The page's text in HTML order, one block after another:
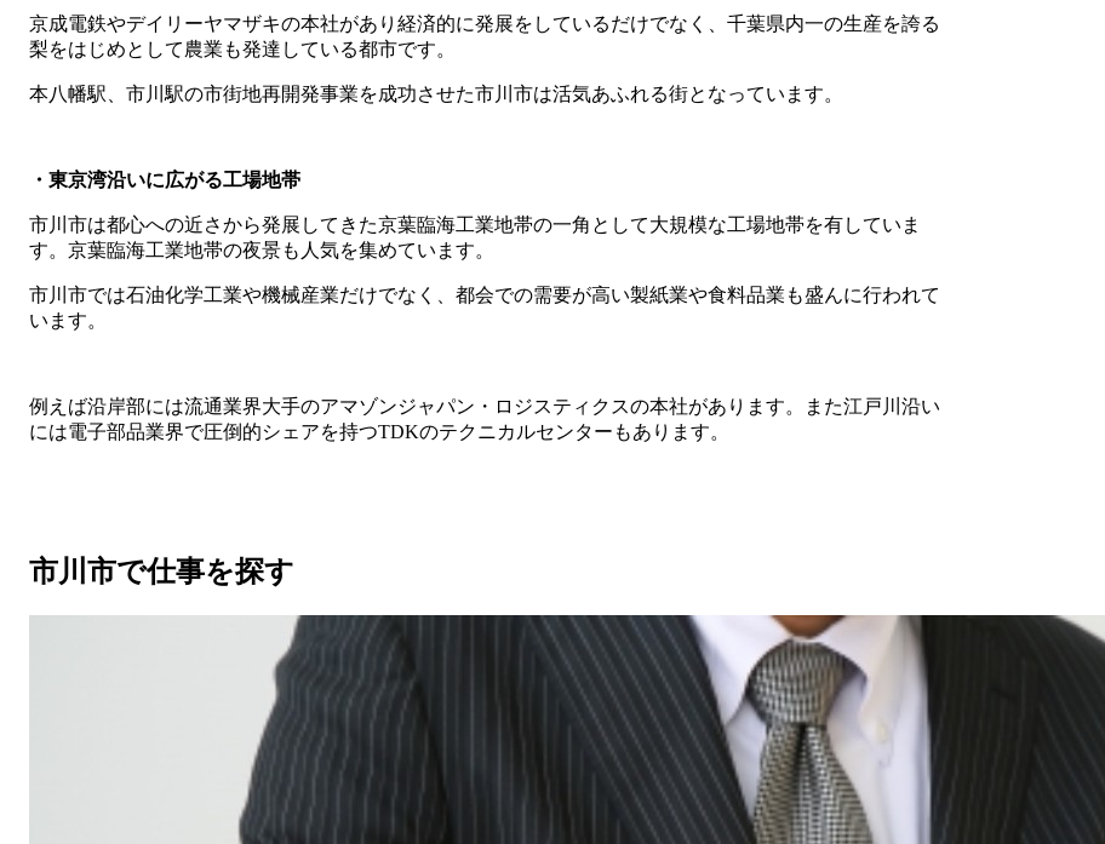
京成電鉄やデイリーヤマザキの本社があり経済的に発展をしているだけでなく、千葉県内一の生産を誇る
梨をはじめとして農業も発達している都市です。
本八幡駅、市川駅の市街地再開発事業を成功させた市川市は活気あふれる街となっています。
・東京湾沿いに広がる工場地帯
市川市は都心への近さから発展してきた京葉臨海工業地帯の一角として大規模な工場地帯を有していま
す。京葉臨海工業地帯の夜景も人気を集めています。
市川市では石油化学工業や機械産業だけでなく、都会での需要が高い製紙業や食料品業も盛んに行われて
います。
例えば沿岸部には流通業界大手のアマゾンジャパン・ロジスティクスの本社があります。また江戸川沿い
には電子部品業界で圧倒的シェアを持つTDKのテクニカルセンターもあります。
市川市で仕事を探す